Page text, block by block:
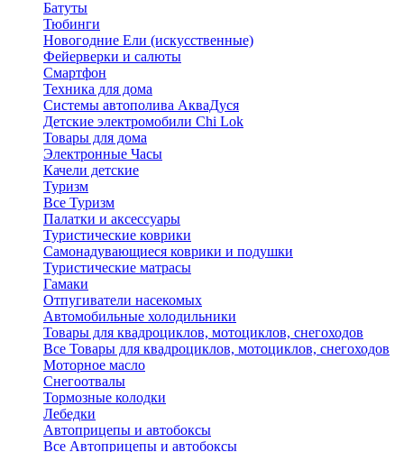
Батуты
Тюбинги
Новогодние Ели (искусственные)
Фейерверки и салюты
Смартфон
Техника для дома
Системы автополива АкваДуся
Детские электромобили Chi Lok
Товары для дома
Электронные Часы
Качели детские
Туризм
Все Туризм
Палатки и аксессуары
Туристические коврики
Самонадувающиеся коврики и подушки
Туристические матрасы
Гамаки
Отпугиватели насекомых
Автомобильные холодильники
Товары для квадроциклов, мотоциклов, снегоходов
Все Товары для квадроциклов, мотоциклов, снегоходов
Моторное масло
Снегоотвалы
Тормозные колодки
Лебедки
Автоприцепы и автобоксы
Все Автоприцепы и автобоксы